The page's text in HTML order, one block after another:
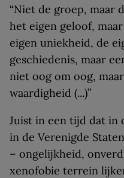
“Niet de groep, maar
het eigen geloof,
eigen uniekheid, de
geschiedenis, maar
niet oog om oog,
waardigheid (...)”
Juist in een tijd dat in
in de Verenigde
– ongelijkheid,
xenofobie terrein